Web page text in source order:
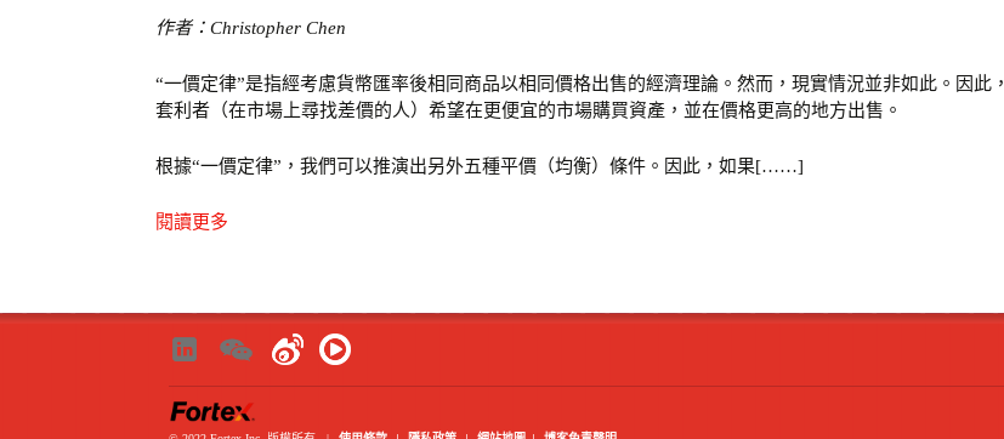
作者：Christopher Chen
“一價定律”是指經考慮貨幣匯率後相同商品以相同價格出售的經濟理論。然而，現實情況並非如此。因此，
套利者（在市場上尋找差價的人）希望在更便宜的市場購買資產，並在價格更高的地方出售。
根據“一價定律”，我們可以推演出另外五種平價（均衡）條件。因此，如果[……]
閱讀更多